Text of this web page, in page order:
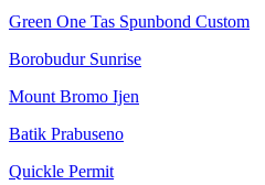
Green One Tas Spunbond Custom
Borobudur Sunrise
Mount Bromo Ijen
Batik Prabuseno
Quickle Permit